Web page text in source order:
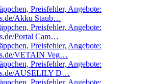
Preisfehler, Angebote:
Akku Staub…
Preisfehler, Angebote:
Portal Cam…
Preisfehler, Angebote:
VETAIN Veg…
Preisfehler, Angebote:
AUSELILY D…
Preisfehler, Angebote: